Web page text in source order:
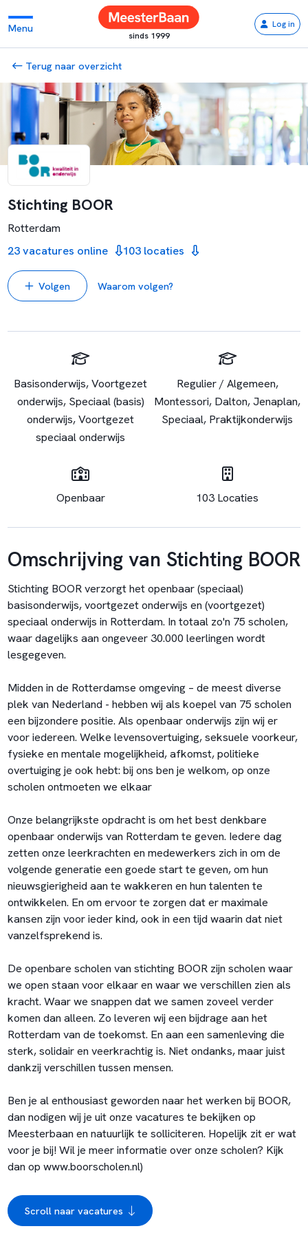
Menu
sinds 1999
Log in
Terug naar overzicht
Stichting BOOR
Rotterdam
23 vacatures online
103 locaties
Volgen Waarom volgen?
Basisonderwijs, Voortgezet
onderwijs, Speciaal (basis)
onderwijs, Voortgezet
speciaal onderwijs
Regulier / Algemeen,
Montessori, Dalton, Jenaplan,
Speciaal, Praktijkonderwijs
Openbaar 103 Locaties
Omschrijving van Stichting BOOR
Stichting BOOR verzorgt het openbaar (speciaal)
basisonderwijs, voortgezet onderwijs en (voortgezet)
speciaal onderwijs in Rotterdam. In totaal zo'n 75 scholen,
waar dagelijks aan ongeveer 30.000 leerlingen wordt
lesgegeven.
Midden in de Rotterdamse omgeving – de meest diverse
plek van Nederland - hebben wij als koepel van 75 scholen
een bijzondere positie. Als openbaar onderwijs zijn wij er
voor iedereen. Welke levensovertuiging, seksuele voorkeur,
fysieke en mentale mogelijkheid, afkomst, politieke
overtuiging je ook hebt: bij ons ben je welkom, op onze
scholen ontmoeten we elkaar
Onze belangrijkste opdracht is om het best denkbare
openbaar onderwijs van Rotterdam te geven. Iedere dag
zetten onze leerkrachten en medewerkers zich in om de
volgende generatie een goede start te geven, om hun
nieuwsgierigheid aan te wakkeren en hun talenten te
ontwikkelen. En om ervoor te zorgen dat er maximale
kansen zijn voor ieder kind, ook in een tijd waarin dat niet
vanzelfsprekend is.
De openbare scholen van stichting BOOR zijn scholen waar
we open staan voor elkaar en waar we verschillen zien als
kracht. Waar we snappen dat we samen zoveel verder
komen dan alleen. Zo leveren wij een bijdrage aan het
Rotterdam van de toekomst. En aan een samenleving die
sterk, solidair en veerkrachtig is. Niet ondanks, maar juist
dankzij verschillen tussen mensen.
Ben je al enthousiast geworden naar het werken bij BOOR,
dan nodigen wij je uit onze vacatures te bekijken op
Meesterbaan en natuurlijk te solliciteren. Hopelijk zit er wat
voor je bij! Wil je meer informatie over onze scholen? Kijk
dan op www.boorscholen.nl)
Scroll naar vacatures